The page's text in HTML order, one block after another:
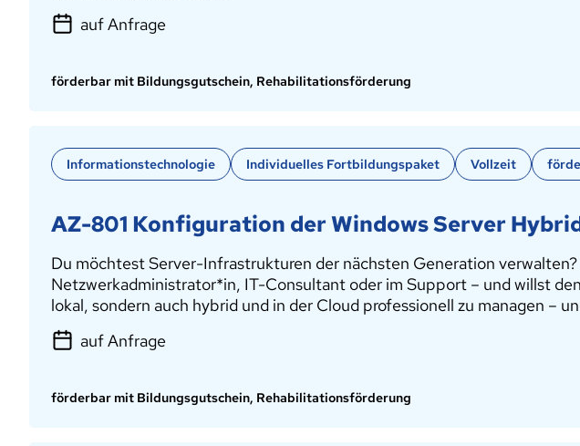
auf Anfrage
förderbar mit Bildungsgutschein, Rehabilitationsförderung
Informationstechnologie Individuelles Fortbildungspaket Vollzeit
AZ-801 Konfiguration der Windows Server
Du möchtest Server-Infrastrukturen der nächsten Generation
Netzwerkadministrator*in, IT-Consultant oder im Support – und willst
lokal, sondern auch hybrid und in der Cloud professionell zu managen –
auf Anfrage
förderbar mit Bildungsgutschein, Rehabilitationsförderung